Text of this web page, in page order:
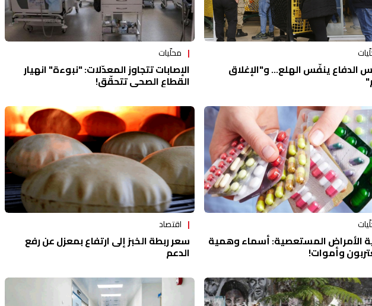
الدفاع ينفّس الهلع... و"الإغلاق
محلّيات
الإصابات تتجاوز المعدّلات: "نبوءة" انهيار
القطاع الصحي تتحقّق!
الأمراض المستعصية: أسماء وهمية
وأموات!
اقتصاد
سعر ربطة الخبز إلى ارتفاع بمعزل عن رفع
الدعم